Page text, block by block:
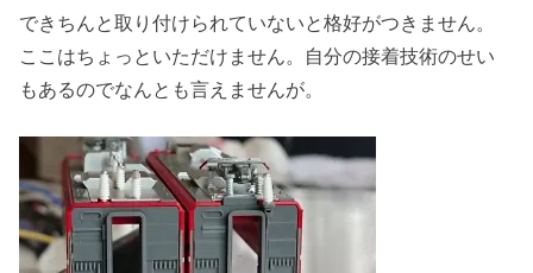
できちんと取り付けられていないと格好がつきません。
ここはちょっといただけません。自分の接着技術のせい
もあるのでなんとも言えませんが。